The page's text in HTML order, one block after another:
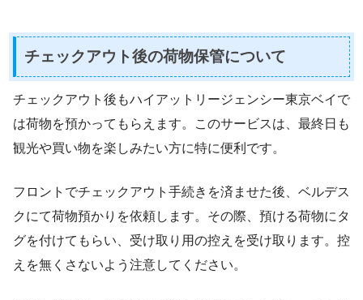
チェックアウト後の荷物保管について
チェックアウト後もハイアットリージェンシー東京ベイで
は荷物を預かってもらえます。このサービスは、最終日も
観光や買い物を楽しみたい方に特に便利です。
フロントでチェックアウト手続きを済ませた後、ベルデス
クにて荷物預かりを依頼します。その際、預ける荷物にタ
グを付けてもらい、受け取り用の控えを受け取ります。控
えを無くさないよう注意してください。